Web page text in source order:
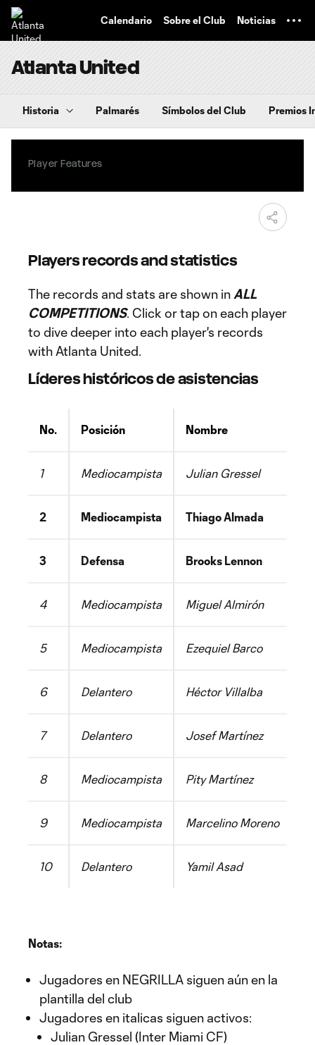
Calendario Sobre el Club Noticias
Atlanta United
Historia Palmarés Símbolos del Club Premios
Player Features
Players records and statistics
The records and stats are shown in ALL
COMPETITIONS. Click or tap on each player
to dive deeper into each player's records
with Atlanta United.
Líderes históricos de asistencias
No. Posición Nombre
1 Mediocampista Julian Gressel
2 Mediocampista Thiago Almada
3 Defensa Brooks Lennon
4 Mediocampista Miguel Almirón
5 Mediocampista Ezequiel Barco
6 Delantero Héctor Villalba
7 Delantero Josef Martínez
8 Mediocampista Pity Martínez
9 Mediocampista Marcelino Moreno
10 Delantero Yamil Asad
Notas:
Jugadores en NEGRILLA siguen aún en la
plantilla del club
Jugadores en italicas siguen activos:
Julian Gressel (Inter Miami CF)